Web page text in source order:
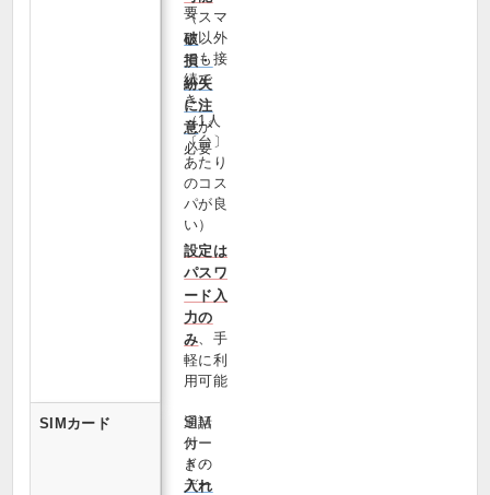
（スマ
ホ以外
でも接
続で
き、
（1人
〔台〕
あたり
のコス
パが良
い）
設定は
パスワ
ード入
力の
み 、手
軽に利
用可能
要
破
損・
紛失
に注
意が
必要
SIMカード
通話
付
き・
デー
SIM
カー
ドの
入れ